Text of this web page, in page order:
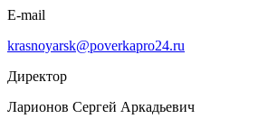
E-mail
krasnoyarsk@poverkapro24.ru
Директор
Ларионов Сергей Аркадьевич